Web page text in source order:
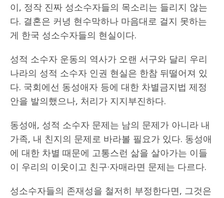
이, 정작 진짜 성소수자들의 목소리는 들리지 않는
다. 결혼은 커녕 현수막하나 마음대로 걸지 못하는
게 한국 성소수자들의 현실이다.
성적 소수자 운동의 역사가 오랜 서구와 달리 우리
나라의 성적 소수자 인권 현실은 한참 뒤떨어져 있
다. 국회에선 동성애자 등에 대한 차별금지법 제정
안을 발의했으나, 처리가 지지부진하다.
동성애, 성적 소수자 문제는 남의 문제가 아니라 내
가족, 내 친지의 문제로 바라볼 필요가 있다. 동성애
에 대한 차별 때문에 고통스런 삶을 살아가는 이들
이 우리의 이웃이고 친구·자매라면 문제는 다르다.
성소수자들의 존재성을 철저히 부정한다면, 그것은